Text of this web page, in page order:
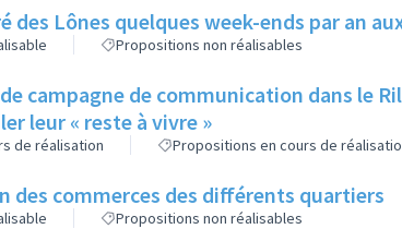
des Lônes quelques week-ends par an
Propositions non réalisables
campagne de communication dans le
leur « reste à vivre »
de réalisation Propositions en cours de
des commerces des différents quartiers
Propositions non réalisables